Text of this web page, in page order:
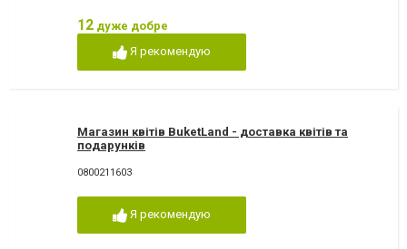
12 дуже добре
Я рекомендую
Магазин квітів BuketLand - доставка квітів та
подарунків
0800211603
Я рекомендую